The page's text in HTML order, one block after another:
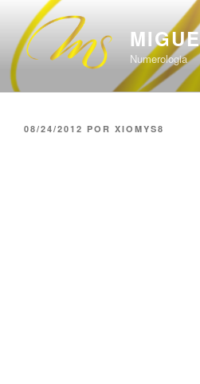
contenido
Numerologia
PUBLICADO
08/24/2012 POR XIOMYS8